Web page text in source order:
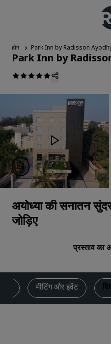
होम Park Inn by Radisson
Park Inn by
अयोध्या की सनातन
जोड़िए
प्रस्ताव का
मीटिंग और इवेंट